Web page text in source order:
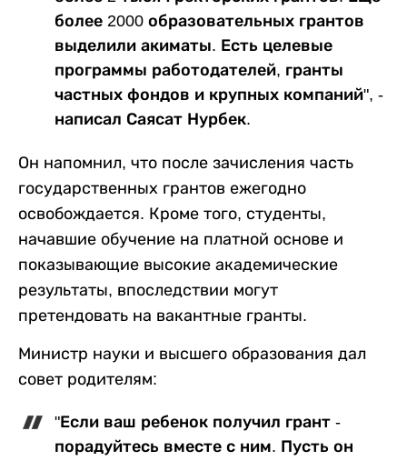
более 2000 образовательных грантов
выделили акиматы. Есть целевые
программы работодателей, гранты
частных фондов и крупных компаний", -
написал Саясат Нурбек.
Он напомнил, что после зачисления часть
государственных грантов ежегодно
освобождается. Кроме того, студенты,
начавшие обучение на платной основе и
показывающие высокие академические
результаты, впоследствии могут
претендовать на вакантные гранты.
Министр науки и высшего образования дал
совет родителям:
"Если ваш ребенок получил грант -
порадуйтесь вместе с ним. Пусть он